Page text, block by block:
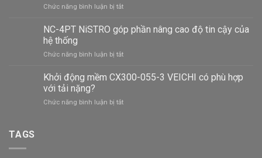
CP-
giá
Chức năng bình luận bị tắtở
dụng
của
động
CX300-
VEICHI
NC-4PT NiSTRO góp phần nâng cao độ tin cậy của
hệ thống
Chức năng bình luận bị tắtở
4PT
phần
Khởi động mềm CX300-055-3 VEICHI có phù hợp
với tải nặng?
Chức năng bình luận bị tắtở
TAGS